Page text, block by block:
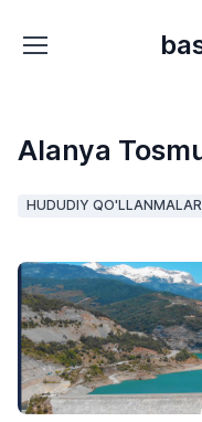
Alanya
HUDUDIY QO'LLANMALAR